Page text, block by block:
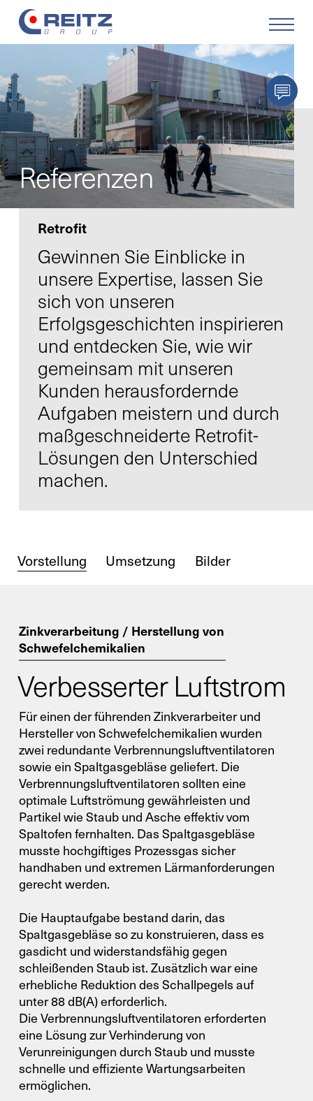
Produkte
Lösungen
Service
Retrofit
Unternehmen
Karriere
Kontakt
Infocenter
AGB
Datenschutz
Impressum
Retrofit
Referenzen
Gewinnen Sie Einblicke in
unsere Expertise, lassen Sie
sich von unseren
Erfolgsgeschichten inspirieren
und entdecken Sie, wie wir
gemeinsam mit unseren
Kunden herausfordernde
Aufgaben meistern und durch
maßgeschneiderte Retrofit-
Lösungen den Unterschied
machen.
Vorstellung Umsetzung Bilder
Zinkverarbeitung / Herstellung von
Schwefelchemikalien
Verbesserter Luftstrom
Für einen der führenden Zinkverarbeiter und
Hersteller von Schwefelchemikalien wurden
zwei redundante Verbrennungsluftventilatoren
sowie ein Spaltgasgebläse geliefert. Die
Verbrennungsluftventilatoren sollten eine
optimale Luftströmung gewährleisten und
Partikel wie Staub und Asche effektiv vom
Spaltofen fernhalten. Das Spaltgasgebläse
musste hochgiftiges Prozessgas sicher
handhaben und extremen Lärmanforderungen
gerecht werden.
Die Hauptaufgabe bestand darin, das
Spaltgasgebläse so zu konstruieren, dass es
gasdicht und widerstandsfähig gegen
schleißenden Staub ist. Zusätzlich war eine
erhebliche Reduktion des Schallpegels auf
unter 88 dB(A) erforderlich.
Die Verbrennungsluftventilatoren erforderten
eine Lösung zur Verhinderung von
Verunreinigungen durch Staub und musste
schnelle und effiziente Wartungsarbeiten
ermöglichen.